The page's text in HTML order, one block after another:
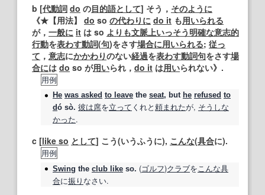
b [代動詞 do の目的語として] そう， そのように
《★ 【用法】 do so の代わりに do it も用いられる
が， 一般に it は so よりも文脈 上いっそう 明確な意志的
行動を表わす動詞(句)をさす場合に用いられる; 従っ
て ， 意志にかかわりのない経過を表わす動詞句をさす場
合には do so が用いられ， do it は用いられない》.
用例
He was asked to leave the seat, but he refused to
dó sò. 彼は席を立って くれと頼まれたが, そうしな
かった.
c [like so として] こう(いうふうに), こんな(具合に).
用例
Swing the club like so. (ゴルフ)クラブをこんな具
合に振り なさい.